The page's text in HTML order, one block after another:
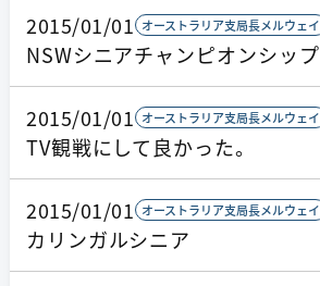
2015/01/01 オーストラリア支局長メルウェイ
NSWシニアチャンピオンシップ
2015/01/01 オーストラリア支局長メルウェイ
TV観戦にして良かった。
2015/01/01 オーストラリア支局長メルウェイ
カリンガルシニア